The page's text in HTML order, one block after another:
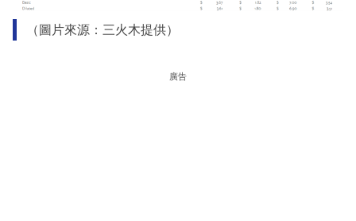
（圖片來源：三火木提供）
廣告